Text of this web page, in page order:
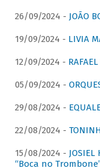
26/09/2024 - JOÃO
19/09/2024 - LIVIA
12/09/2024 -
05/09/2024 -
29/08/2024 -
22/08/2024 -
15/08/2024 -
“Boca no